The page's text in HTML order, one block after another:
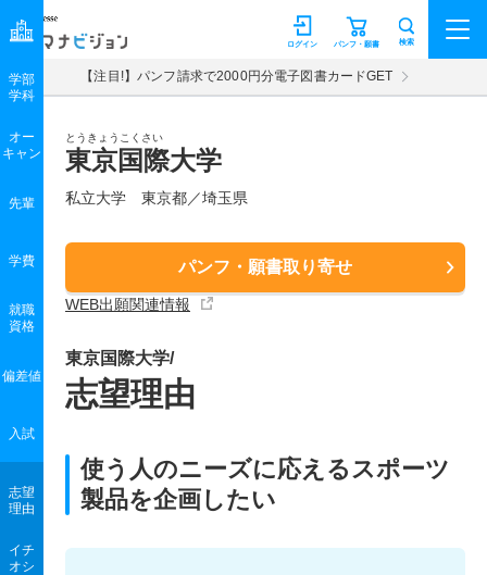
マナビジョン パンフ・願書
ログイン 検索
【注目!】パンフ請求で2000円分電子図書カードGET
とうきょうこくさい
東京国際大学
私立大学 東京都／埼玉県
パンフ・願書取り寄せ
WEB出願関連情報
学部
学科
オー
キャン
先輩
学費
就職
資格
偏差値
入試
志望
理由
イチ
オシ
東京国際大学/
志望理由
使う人のニーズに応えるスポーツ
製品を企画したい